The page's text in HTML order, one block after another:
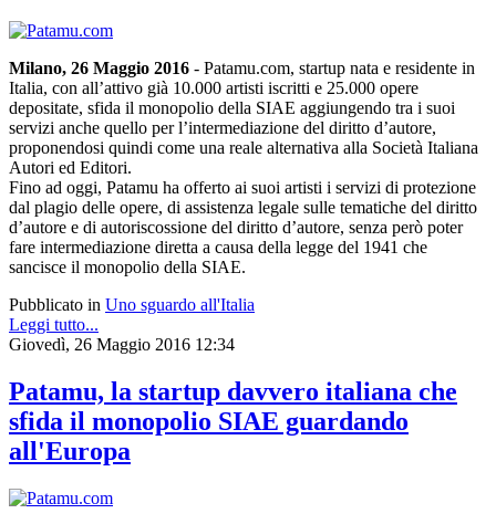
Milano, 26 Maggio 2016 - Patamu.com, startup nata e residente in
Italia, con all’attivo già 10.000 artisti iscritti e 25.000 opere
depositate, sfida il monopolio della SIAE aggiungendo tra i suoi
servizi anche quello per l’intermediazione del diritto d’autore,
proponendosi quindi come una reale alternativa alla Società Italiana
Autori ed Editori.
Fino ad oggi, Patamu ha offerto ai suoi artisti i servizi di protezione
dal plagio delle opere, di assistenza legale sulle tematiche del diritto
d’autore e di autoriscossione del diritto d’autore, senza però poter
fare intermediazione diretta a causa della legge del 1941 che
sancisce il monopolio della SIAE.
Pubblicato in Uno sguardo all'Italia
Leggi tutto...
Giovedì, 26 Maggio 2016 12:34
Patamu, la startup davvero italiana che
sfida il monopolio SIAE guardando
all'Europa